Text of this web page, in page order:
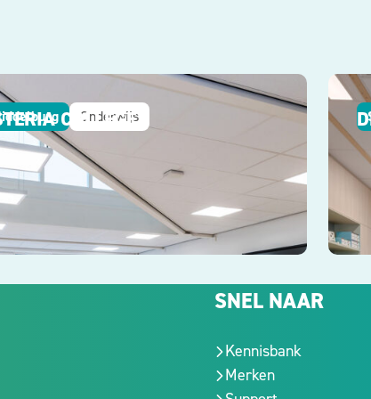
Onderwijs
COLLEGE
SNEL NAAR
Kennisbank
Merken